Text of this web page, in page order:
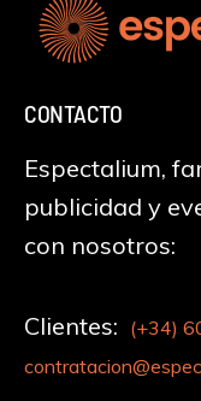
CONTACTO
Espectalium,
publicidad y
con nosotros:
Clientes: (+34)